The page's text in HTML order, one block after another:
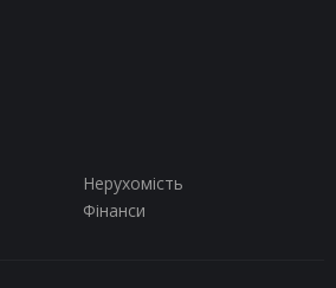
Нерухомість
Фінанси